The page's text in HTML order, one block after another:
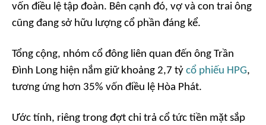
vốn điều lệ tập đoàn. Bên cạnh đó, vợ và con trai ông
cũng đang sở hữu lượng cổ phần đáng kể.
Tổng cộng, nhóm cổ đông liên quan đến ông Trần
Đình Long hiện nắm giữ khoảng 2,7 tỷ cổ phiếu HPG,
tương ứng hơn 35% vốn điều lệ Hòa Phát.
Ước tính, riêng trong đợt chi trả cổ tức tiền mặt sắp